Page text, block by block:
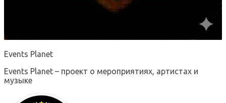
Events Planet
Events Planet – проект о мероприятиях, артистах и
музыке